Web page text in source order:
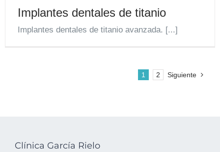
Implantes dentales de titanio
Implantes dentales de titanio avanzada. [...]
1 2 Siguiente
Clínica García Rielo